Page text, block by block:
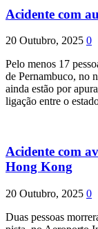
Acidente com
20 Outubro, 2025 0
Pelo menos 17
de Pernambuco, no
ainda estão por
ligação entre o
Acidente com
Hong Kong
20 Outubro, 2025 0
Duas pessoas